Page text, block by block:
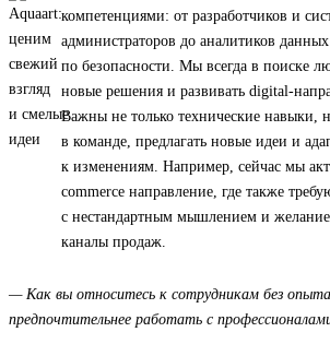
компетенциями: от разработчиков и
администраторов до аналитиков
по безопасности. Мы всегда в поиске
новые решения и развивать digital-
Важны не только технические навыки,
в команде, предлагать новые идеи и
к изменениям. Например, сейчас мы
commerce направление, где также
с нестандартным мышлением и
каналы продаж.
— Как вы относитесь к сотрудникам без
предпочтительнее работать с